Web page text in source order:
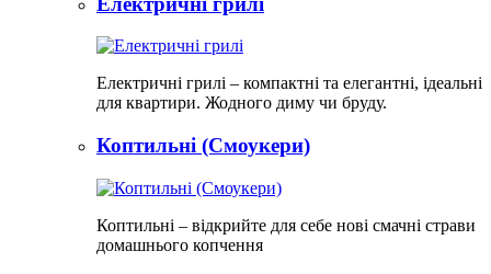
Електричні грилі – компактні та елегантні, ідеальні
для квартири. Жодного диму чи бруду.​
Коптильні (Смоукери)
Коптильні – відкрийте для себе нові смачні страви
домашнього копчення